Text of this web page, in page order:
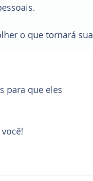
o que tornará sua
para que eles